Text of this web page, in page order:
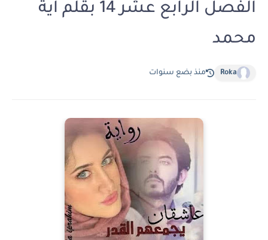
الفصل الرابع عشر 14 بقلم اية
محمد
Roka منذ بضع سنوات